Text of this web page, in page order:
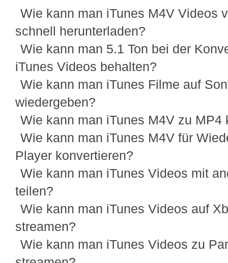
Wie kann man iTunes M4V Videos
schnell herunterladen?
Wie kann man 5.1 Ton bei der
iTunes Videos behalten?
Wie kann man iTunes Filme auf
wiedergeben?
Wie kann man iTunes M4V zu MP4
Wie kann man iTunes M4V für
Player konvertieren?
Wie kann man iTunes Videos mit
teilen?
Wie kann man iTunes Videos auf
streamen?
Wie kann man iTunes Videos zu